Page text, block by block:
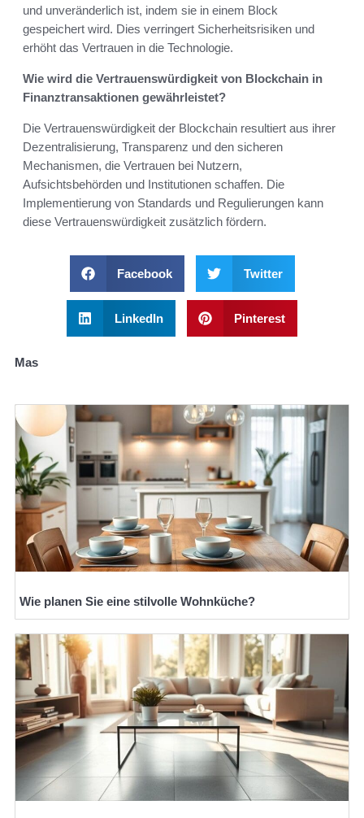
und unveränderlich ist, indem sie in einem Block
gespeichert wird. Dies verringert Sicherheitsrisiken und
erhöht das Vertrauen in die Technologie.
Wie wird die Vertrauenswürdigkeit von Blockchain in
Finanztransaktionen gewährleistet?
Die Vertrauenswürdigkeit der Blockchain resultiert aus ihrer
Dezentralisierung, Transparenz und den sicheren
Mechanismen, die Vertrauen bei Nutzern,
Aufsichtsbehörden und Institutionen schaffen. Die
Implementierung von Standards und Regulierungen kann
diese Vertrauenswürdigkeit zusätzlich fördern.
Facebook Twitter
LinkedIn Pinterest
Mas
Wie planen Sie eine stilvolle Wohnküche?